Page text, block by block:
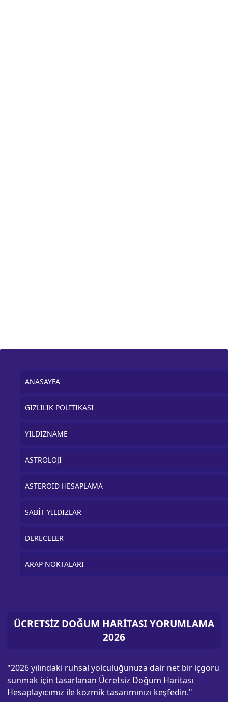
ANASAYFA
GİZLİLİK POLİTİKASI
YILDIZNAME
ASTROLOJİ
ASTEROİD HESAPLAMA
SABİT YILDIZLAR
DERECELER
ARAP NOKTALARI
ÜCRETSİZ DOĞUM HARİTASI YORUMLAMA
2026
"2026 yılındaki ruhsal yolculuğunuza dair net bir içgörü
sunmak için tasarlanan Ücretsiz Doğum Haritası
Hesaplayıcımız ile kozmik tasarımınızı keşfedin."